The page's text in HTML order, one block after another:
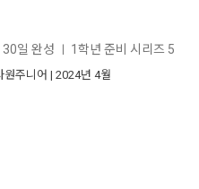
30일 완성 1학년 준비 시리즈 5
원주니어 | 2024년 4월